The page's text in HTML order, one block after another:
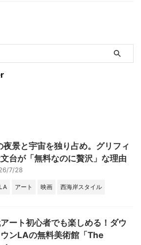
夜景と宇宙を独り占め。グリフィ
台が「無料なのに贅沢」な理由
7/28
アート 映画 西海岸スタイル
ート初心者でも楽しめる！ダウ
ンLAの無料美術館「The